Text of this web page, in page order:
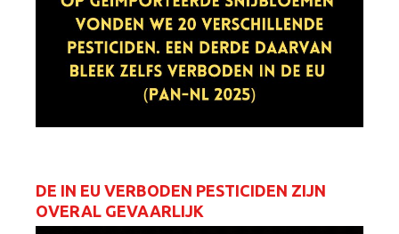
DE IN EU VERBODEN PESTICIDEN ZIJN
OVERAL GEVAARLIJK